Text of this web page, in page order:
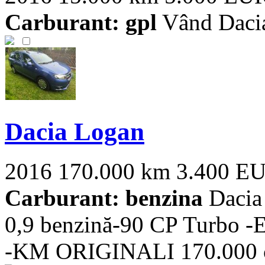
Carburant: gpl Vând
Dacia Logan
2016 170.000 km 3.400
Carburant: benzina
0,9 benzină-90 CP Turbo -
-KM ORIGINALI 170.000